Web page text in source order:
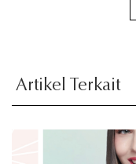
Artikel Terkait